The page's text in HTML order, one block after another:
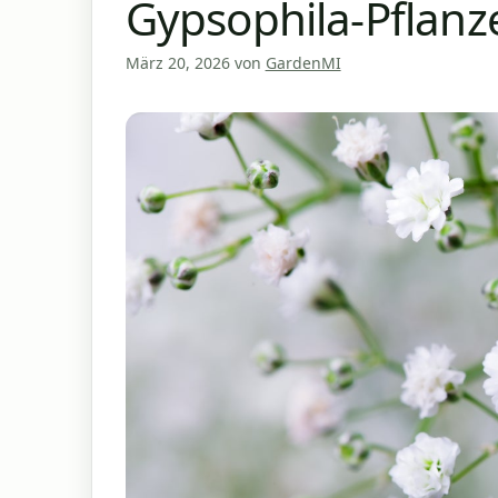
Gypsophila-
März 20, 2026 von GardenMI